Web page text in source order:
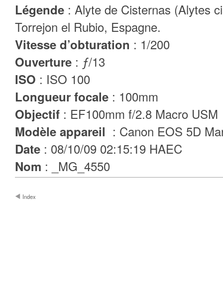
Légende : Alyte de Cisternas (Alytes
Torrejon el Rubio, Espagne.
Vitesse d’obturation : 1/200
Ouverture : ƒ/13
ISO : ISO 100
Longueur focale : 100mm
Objectif : EF100mm f/2.8 Macro USM
Modèle appareil : Canon EOS 5D
Date : 08/10/09 02:15:19 HAEC
Nom : _MG_4550
Index